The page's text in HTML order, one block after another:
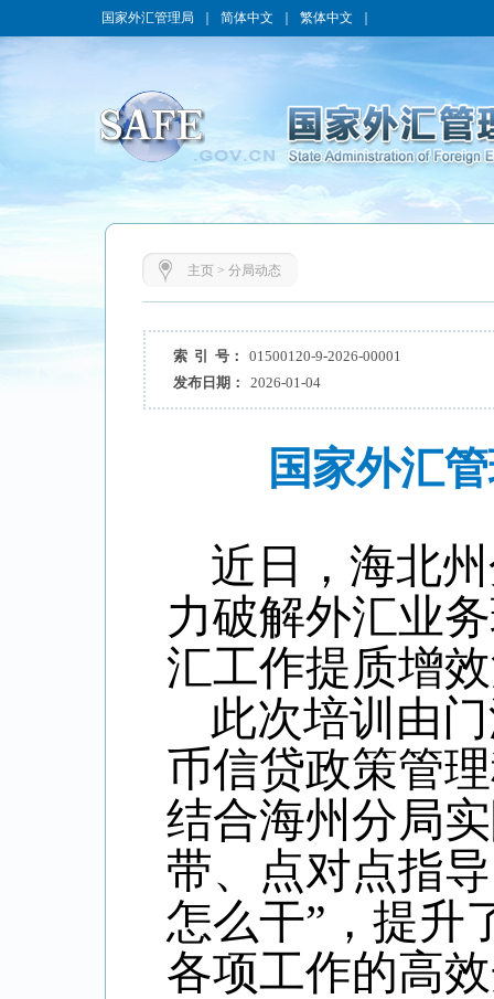
国家外汇管理局 简体中文 繁体中文
主页> 分局动态
索 引 号：
01500120-9-2026-00001
发布日期：
2026-01-04
国家外汇
近日，海北
力破解外汇业
汇工作提质增
此次培训由
币信贷政策管
结合海州分局
带、点对点指
怎么干”， 提升
各项工作的高